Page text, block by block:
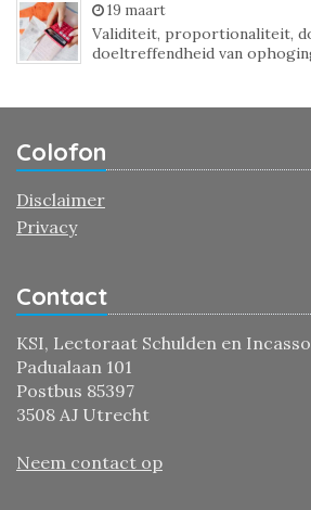
19 maart
Validiteit, proportionaliteit,
doeltreffendheid van
Colofon
Disclaimer
Privacy
Contact
KSI, Lectoraat Schulden en Incasso
Padualaan 101
Postbus 85397
3508 AJ Utrecht
Neem contact op